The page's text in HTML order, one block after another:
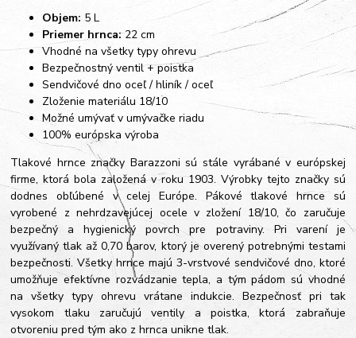
Objem: 5 L
Priemer hrnca:22 cm
Vhodné na všetky typy ohrevu
Bezpečnostný ventil + poistka
Sendvičové dno oceľ / hliník / oceľ
Zloženie materiálu 18/10
Možné umývať v umývačke riadu
100% európska výroba
Tlakové hrnce značky Barazzoni sú stále vyrábané v európskej
firme, ktorá bola založená v roku 1903. Výrobky tejto značky sú
dodnes obľúbené v celej Európe. Pákové tlakové hrnce sú
vyrobené z nehrdzavejúcej ocele v zložení 18/10, čo zaručuje
bezpečný a hygienický povrch pre potraviny. Pri varení je
využívaný tlak až 0,70 barov, ktorý je overený potrebnými testami
bezpečnosti. Všetky hrnce majú 3-vrstvové sendvičové dno, ktoré
umožňuje efektívne rozvádzanie tepla, a tým pádom sú vhodné
na všetky typy ohrevu vrátane indukcie. Bezpečnosť pri tak
vysokom tlaku zaručujú ventily a poistka, ktorá zabraňuje
otvoreniu pred tým ako z hrnca unikne tlak.